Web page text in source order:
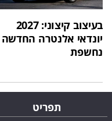
בעיצוב קיצוני: 2027
יונדאי אלנטרה החדשה
נחשפת
תפריט